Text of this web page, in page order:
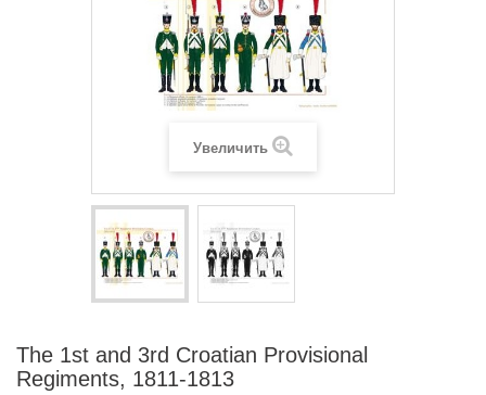
Увеличить
The 1st and 3rd Croatian Provisional
Regiments, 1811-1813